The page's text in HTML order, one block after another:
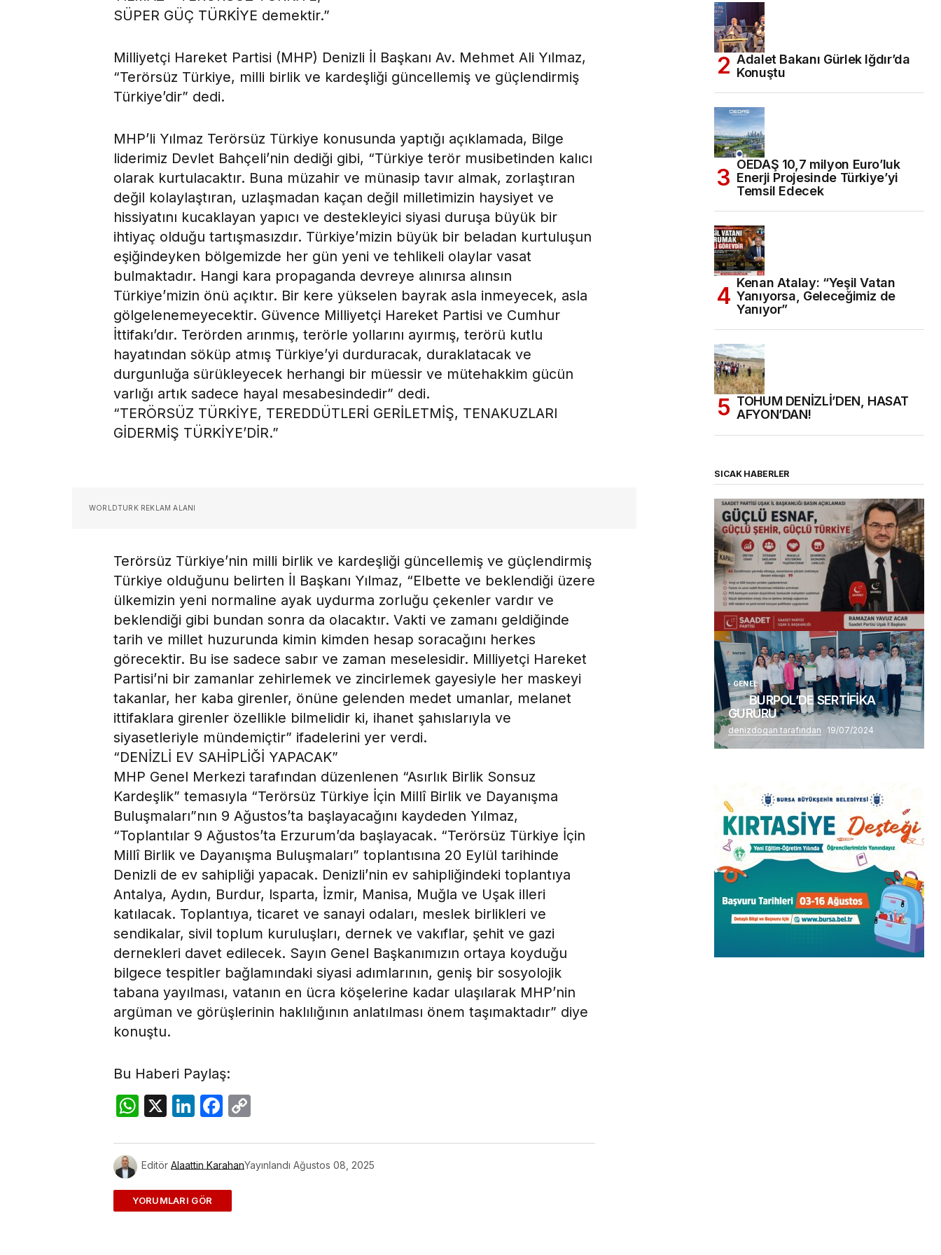
SÜPER GÜÇ TÜRKİYE demektir.”
Milliyetçi Hareket Partisi (MHP) Denizli İl Başkanı Av. Mehmet Ali Yılmaz,
“Terörsüz Türkiye, milli birlik ve kardeşliği güncellemiş ve güçlendirmiş
Türkiye’dir” dedi.
MHP’li Yılmaz Terörsüz Türkiye konusunda yaptığı açıklamada, Bilge
liderimiz Devlet Bahçeli’nin dediği gibi, “Türkiye terör musibetinden kalıcı
olarak kurtulacaktır. Buna müzahir ve münasip tavır almak, zorlaştıran
değil kolaylaştıran, uzlaşmadan kaçan değil milletimizin haysiyet ve
hissiyatını kucaklayan yapıcı ve destekleyici siyasi duruşa büyük bir
ihtiyaç olduğu tartışmasızdır. Türkiye’mizin büyük bir beladan kurtuluşun
eşiğindeyken bölgemizde her gün yeni ve tehlikeli olaylar vasat
bulmaktadır. Hangi kara propaganda devreye alınırsa alınsın
Türkiye’mizin önü açıktır. Bir kere yükselen bayrak asla inmeyecek, asla
gölgelenemeyecektir. Güvence Milliyetçi Hareket Partisi ve Cumhur
İttifakı’dır. Terörden arınmış, terörle yollarını ayırmış, terörü kutlu
hayatından söküp atmış Türkiye’yi durduracak, duraklatacak ve
durgunluğa sürükleyecek herhangi bir müessir ve mütehakkim gücün
varlığı artık sadece hayal mesabesindedir” dedi.
“TERÖRSÜZ TÜRKİYE, TEREDDÜTLERİ GERİLETMİŞ, TENAKUZLARI
GİDERMİŞ TÜRKİYE’DİR.”
WORLDTURK REKLAM ALANI
Terörsüz Türkiye’nin milli birlik ve kardeşliği güncellemiş ve güçlendirmiş
Türkiye olduğunu belirten İl Başkanı Yılmaz, “Elbette ve beklendiği üzere
ülkemizin yeni normaline ayak uydurma zorluğu çekenler vardır ve
beklendiği gibi bundan sonra da olacaktır. Vakti ve zamanı geldiğinde
tarih ve millet huzurunda kimin kimden hesap soracağını herkes
görecektir. Bu ise sadece sabır ve zaman meselesidir. Milliyetçi Hareket
Partisi’ni bir zamanlar zehirlemek ve zincirlemek gayesiyle her maskeyi
takanlar, her kaba girenler, önüne gelenden medet umanlar, melanet
ittifaklara girenler özellikle bilmelidir ki, ihanet şahıslarıyla ve
siyasetleriyle mündemiçtir” ifadelerini yer verdi.
“DENİZLİ EV SAHİPLİĞİ YAPACAK”
MHP Genel Merkezi tarafından düzenlenen “Asırlık Birlik Sonsuz
Kardeşlik” temasıyla “Terörsüz Türkiye İçin Millî Birlik ve Dayanışma
Buluşmaları”nın 9 Ağustos’ta başlayacağını kaydeden Yılmaz,
“Toplantılar 9 Ağustos’ta Erzurum’da başlayacak. “Terörsüz Türkiye İçin
Millî Birlik ve Dayanışma Buluşmaları” toplantısına 20 Eylül tarihinde
Denizli de ev sahipliği yapacak. Denizli’nin ev sahipliğindeki toplantıya
Antalya, Aydın, Burdur, Isparta, İzmir, Manisa, Muğla ve Uşak illeri
katılacak. Toplantıya, ticaret ve sanayi odaları, meslek birlikleri ve
sendikalar, sivil toplum kuruluşları, dernek ve vakıflar, şehit ve gazi
dernekleri davet edilecek. Sayın Genel Başkanımızın ortaya koyduğu
bilgece tespitler bağlamındaki siyasi adımlarının, geniş bir sosyolojik
tabana yayılması, vatanın en ücra köşelerine kadar ulaşılarak MHP’nin
argüman ve görüşlerinin haklılığının anlatılması önem taşımaktadır” diye
konuştu.
Bu Haberi Paylaş:
WhatsApp
X LinkedIn
Facebook
Editör Alaattin KarahanYayınlandı Ağustos 08, 2025
ADD A COMMENT
Adalet Bakanı Gürlek Iğdır’da
Konuştu
OEDAŞ 10,7 milyon Euro’luk
Enerji Projesinde Türkiye’yi
Temsil Edecek
Kenan Atalay: “Yeşil Vatan
Yanıyorsa, Geleceğimiz de
Yanıyor”
TOHUM DENİZLİ’DEN, HASAT
AFYON’DAN!
SICAK HABERLER
(başlıksız)
Alaattin Karahan tarafından 14/07/2026
GENEL
BURPOL’DE SERTİFİKA
GURURU
denizdogan tarafından 19/07/2024